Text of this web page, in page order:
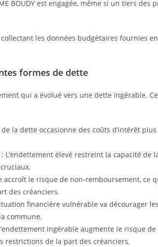
BOUDY est engagée, même si un tiers des
les données budgétaires fournies
formes de dette
qui a évolué vers une dette ingérable.
la dette occasionne des coûts d’intérêt
L’endettement élevé restreint la capacité de
le risque de non-remboursement, ce
des créanciers.
financière vulnérable va décourager
commune.
ingérable augmente le risque
restrictions de la part des créanciers.